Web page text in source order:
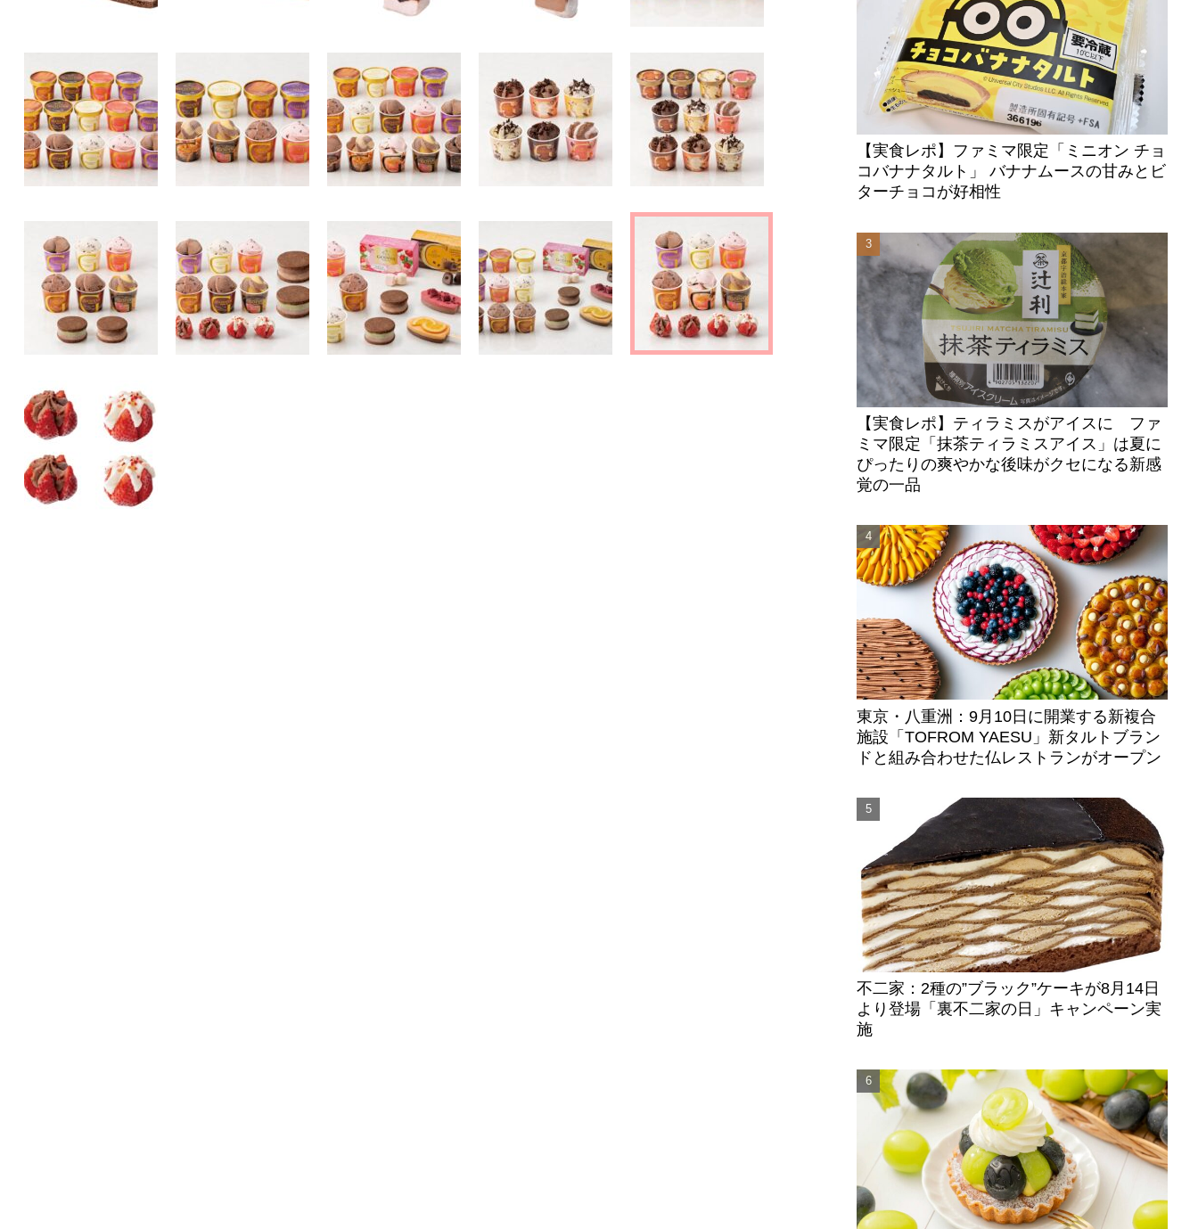
【実食レポ】ファミマ限定「ミニオン チョ
コバナナタルト」 バナナムースの甘みとビ
ターチョコが好相性
【実食レポ】ティラミスがアイスに ファ
ミマ限定「抹茶ティラミスアイス」は夏に
ぴったりの爽やかな後味がクセになる新感
覚の一品
東京・八重洲：9月10日に開業する新複合
施設「TOFROM YAESU」新タルトブラン
ドと組み合わせた仏レストランがオープン
不二家：2種の”ブラック”ケーキが8月14日
より登場「裏不二家の日」キャンペーン実
施